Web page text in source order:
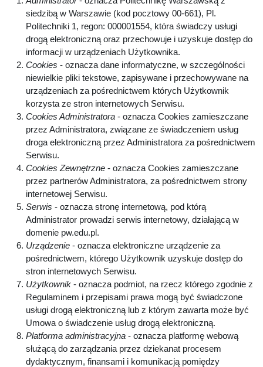
siedzibą w Warszawie (kod pocztowy 00-661), Pl.
Politechniki 1, regon: 000001554, która świadczy usługi
drogą elektroniczną oraz przechowuje i uzyskuje dostęp do
informacji w urządzeniach Użytkownika.
Cookies - oznacza dane informatyczne, w szczególności
niewielkie pliki tekstowe, zapisywane i przechowywane na
urządzeniach za pośrednictwem których Użytkownik
korzysta ze stron internetowych Serwisu.
Cookies Administratora - oznacza Cookies zamieszczane
przez Administratora, związane ze świadczeniem usług
droga elektroniczną przez Administratora za pośrednictwem
Serwisu.
Cookies Zewnętrzne - oznacza Cookies zamieszczane
przez partnerów Administratora, za pośrednictwem strony
internetowej Serwisu.
Serwis - oznacza stronę internetową, pod którą
Administrator prowadzi serwis internetowy, działającą w
domenie pw.edu.pl.
Urządzenie - oznacza elektroniczne urządzenie za
pośrednictwem, którego Użytkownik uzyskuje dostęp do
stron internetowych Serwisu.
Użytkownik - oznacza podmiot, na rzecz którego zgodnie z
Regulaminem i przepisami prawa mogą być świadczone
usługi drogą elektroniczną lub z którym zawarta może być
Umowa o świadczenie usług drogą elektroniczną.
Platforma administracyjna - oznacza platformę webową
służącą do zarządzania przez dziekanat procesem
dydaktycznym, finansami i komunikacją pomiędzy